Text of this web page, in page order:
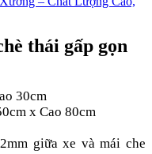
thái gấp gọn
30cm
x Cao 80cm
giữa xe và mái che